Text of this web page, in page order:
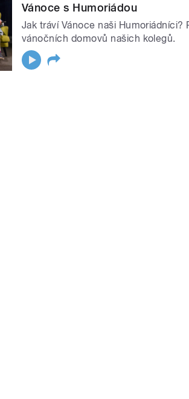
Vánoce s Humoriádou
Jak tráví Vánoce naši Humoriádníci?
vánočních domovů našich kolegů.